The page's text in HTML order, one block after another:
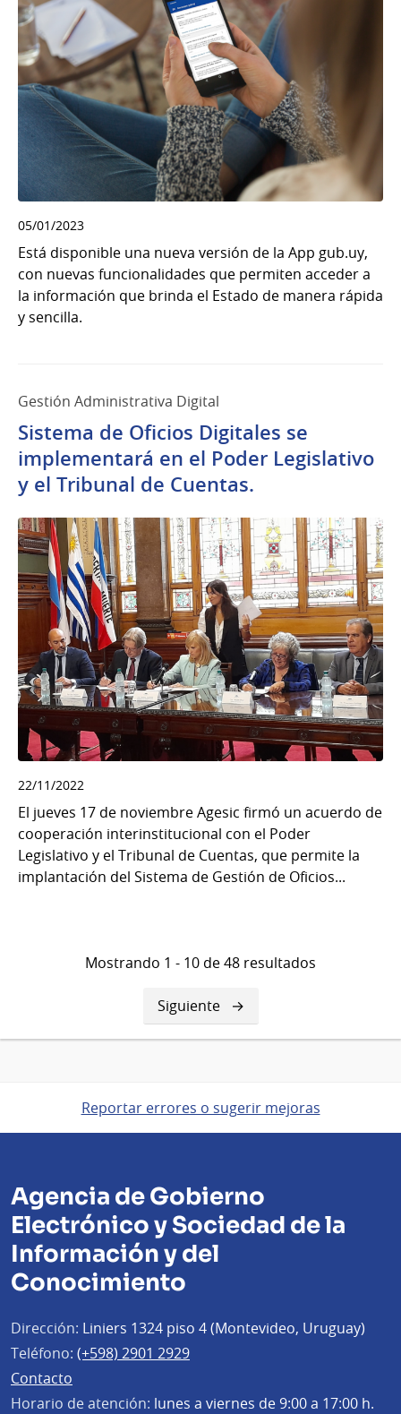
05/01/2023
Está disponible una nueva versión de la App gub.uy,
con nuevas funcionalidades que permiten acceder a
la información que brinda el Estado de manera rápida
y sencilla.
Gestión Administrativa Digital
Sistema de Oficios Digitales se
implementará en el Poder Legislativo
y el Tribunal de Cuentas.
22/11/2022
El jueves 17 de noviembre Agesic firmó un acuerdo de
cooperación interinstitucional con el Poder
Legislativo y el Tribunal de Cuentas, que permite la
implantación del Sistema de Gestión de Oficios...
Mostrando 1 - 10 de 48 resultados
Siguiente
página
Siguiente
Reportar errores o sugerir mejoras
Agencia de Gobierno
Electrónico y Sociedad de la
Información y del
Conocimiento
Dirección: Liniers 1324 piso 4 (Montevideo, Uruguay)
Teléfono: (+598) 2901 2929
Contacto
Horario de atención: lunes a viernes de 9:00 a 17:00 h.